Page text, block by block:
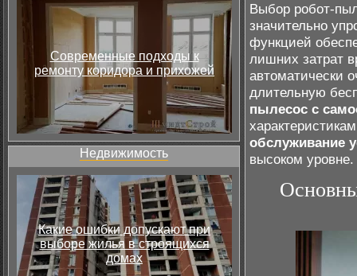
Современные подходы к
ремонту коридора и прихожей
Недвижимость
Какие ошибки допускают при
выборе жилья в строящихся
домах
Выбор робот-
значительно
функцией
лишних затрат
автоматически
длительную
пылесос с
обслуживание
высоком уровне.